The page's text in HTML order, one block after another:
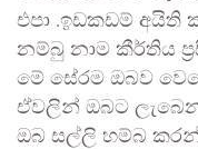
එපා .ඉඩකඩම් අයිති
නම්බු නාම කීර්තිය
මේ සේරම ඔබව
ඒවලින් ඔබට
ඔබ සල්ලි හම්බ